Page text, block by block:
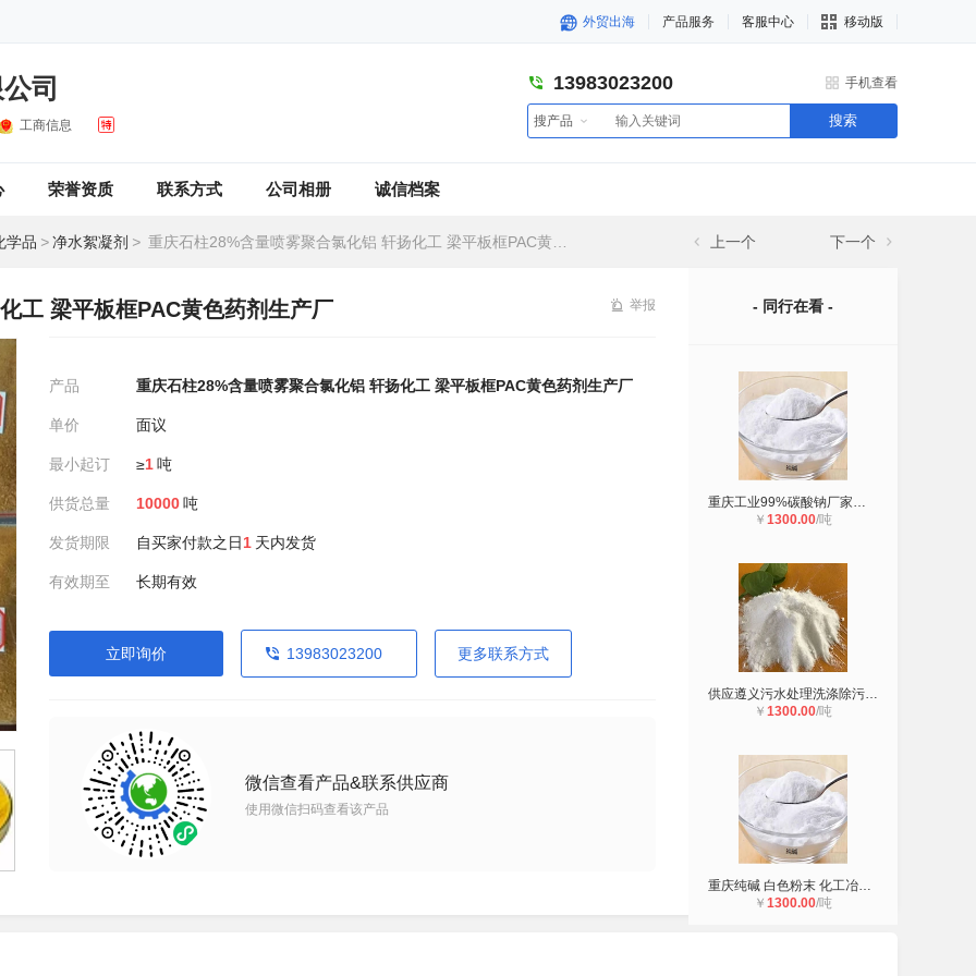
外贸出海 产品服务 客服中心 移动版
司
工商信息
13983023200 手机查看
搜产品 搜索
荣誉资质 联系方式 公司相册 诚信档案
学品 >净水絮凝剂 > 重庆石柱28%含量喷雾聚合氯化铝 轩扬化工 梁平板框PAC黄色药剂生产厂 上一个 下一个
工 梁平板框PAC黄色药剂生产厂 举报
产品 重庆石柱28%含量喷雾聚合氯化铝 轩扬化工 梁平板框PAC黄色药剂生产厂
单价 面议
最小起订 ≥1吨
供货总量 10000吨
发货期限 自买家付款之日1 天内发货
有效期至 长期有效
立即询价 13983023200 更多联系方式
微信查看产品&联系供应商
使用微信扫码查看该产品
- 同行在看 -
重庆工业99%碳酸钠厂家批发 玻璃制造
￥ 1300.00/吨
供应遵义污水处理洗涤除污工业级轻质
￥ 1300.00/吨
重庆纯碱 白色粉末 化工冶金玻璃及印
￥ 1300.00/吨